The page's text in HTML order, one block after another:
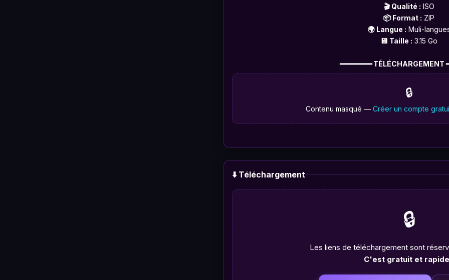
🎬 Qualité : ISO
📦 Format : ZIP
🌍 Langue : Muli-
💾 Taille : 3.15 Go
━━━━━━━━ TÉLÉCHARGEMENT
🔒
Contenu masqué — Créer un compte
⬇️ Téléchargement
🔒
Les liens de téléchargement sont
C'est gratuit et